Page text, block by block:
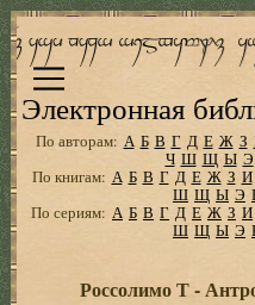
Электронная
По авторам: А Б В Г Д Е Ж З
Ч Ш Щ Ы Э
По книгам: А Б В Г Д Е Ж З И
Ш Щ Ы Э
По сериям: А Б В Г Д Е Ж З И
Ш Щ Ы Э
Россолимо Т -